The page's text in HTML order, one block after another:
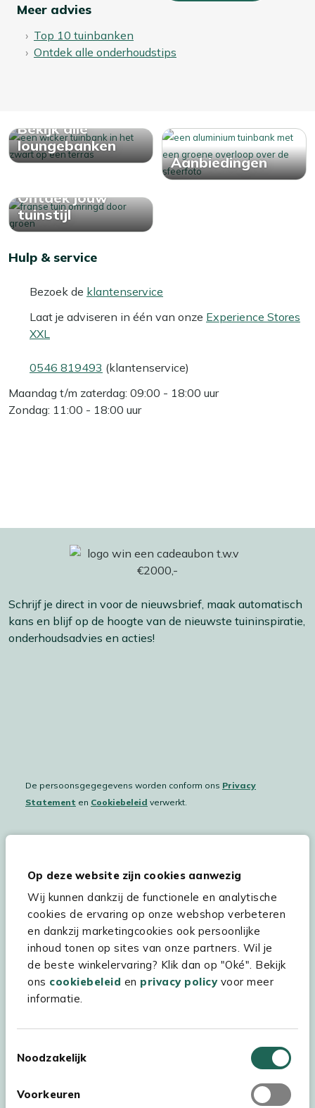
Op deze website zijn cookies aanwezig
Wij kunnen dankzij de functionele en analytische
cookies de ervaring op onze webshop verbeteren
en dankzij marketingcookies ook persoonlijke
inhoud tonen op sites van onze partners. Wil je
de beste winkelervaring? Klik dan op "Oké". Bekijk
ons cookiebeleid en privacy policyvoor meer
informatie.
Noodzakelijk
Voorkeuren
Meer advies
Top 10 tuinbanken
Ontdek alle onderhoudstips
Bekijk alle
loungebanken
Aanbiedingen
Ontdek jouw
tuinstijl
Hulp & service
Bezoek de klantenservice
Laat je adviseren in één van onze Experience Stores
XXL
0546 819493 (klantenservice)
Maandag t/m zaterdag: 09:00 - 18:00 uur
Zondag: 11:00 - 18:00 uur
Schrijf je direct in voor de nieuwsbrief, maak automatisch
kans en blijf op de hoogte van de nieuwste tuininspiratie,
onderhoudsadvies en acties!
De persoonsgegegevens worden conform ons Privacy
Statement en Cookiebeleid verwerkt.
Hulp & service
Assortiment
Kees Smit Tuinmeubelen
Experience Stores XXL